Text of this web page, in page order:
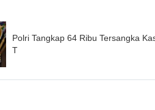
Polri Tangkap 64 Ribu Tersangka
T